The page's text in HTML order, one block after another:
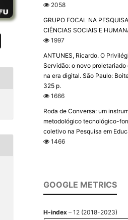
2058
GRUPO FOCAL NA
CIÊNCIAS SOCIAIS E
1997
ANTUNES, Ricardo. O
Servidão: o novo proletariado
na era digital. São Paulo:
325 p.
1666
Roda de Conversa: um
metodológico tecnológico-
coletivo na Pesquisa em
1466
GOOGLE METRICS
H-index – 12 (2018-2023)